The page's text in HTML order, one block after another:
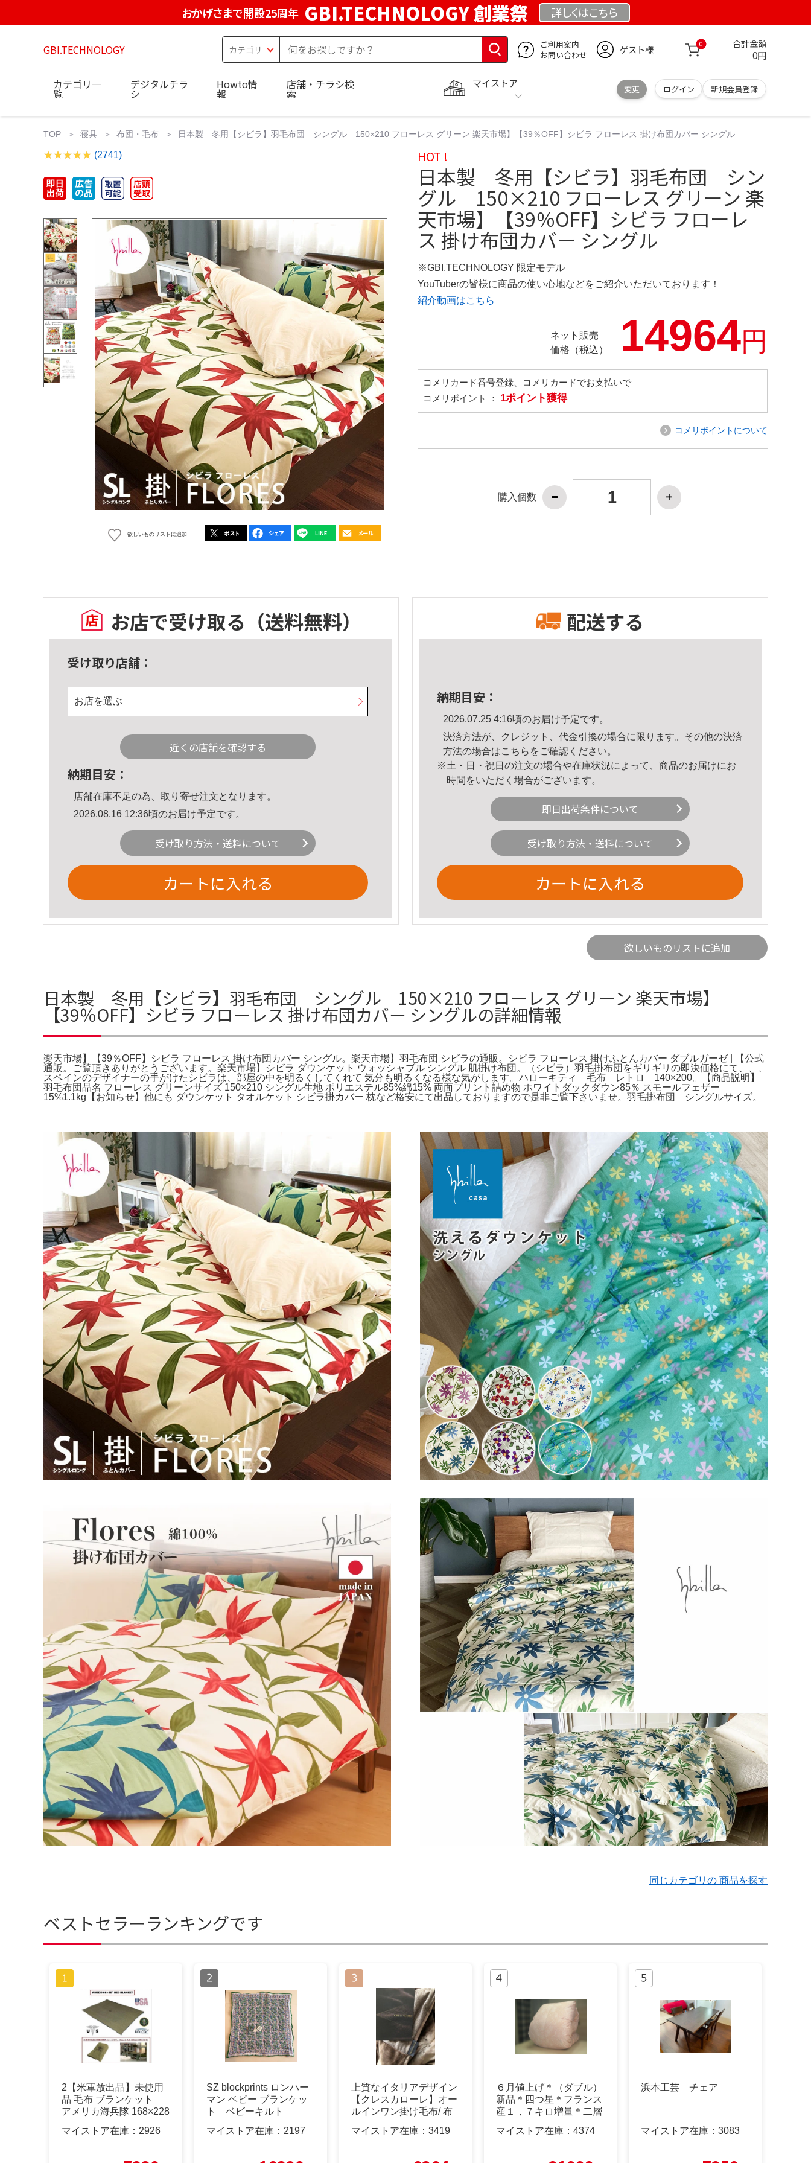
おかげさまで開設25周年 GBI.TECHNOLOGY 創業祭 詳しくはこちら
GBI.TECHNOLOGY
ご利用案内
お問い合わせ
ゲスト様 0 合計金額
0円
マイストア
変更 ログイン 新規会員登録
カテゴリ一
覧
デジタルチラ
シ
Howto情
報
店舗・チラシ検
索
TOP 寝具 布団・毛布 日本製 冬用【シビラ】羽毛布団 シングル 150×210 フローレス グリーン 楽天市場】【39％OFF】シビラ フローレス 掛け布団カバー シングル
(2741)
欲しいものリストに追加
HOT !
日本製 冬用【シビラ】羽毛布団 シン
グル 150×210 フローレス グリーン 楽
天市場】【39％OFF】シビラ フローレ
ス 掛け布団カバー シングル
※GBI.TECHNOLOGY 限定モデル
YouTuberの皆様に商品の使い心地などをご紹介いただいております！
紹介動画はこちら
ネット販売
価格（税込）
14964円
コメリカード番号登録、コメリカードでお支払いで
コメリポイント ： 1ポイント獲得
コメリポイントについて
購入個数
お店で受け取る （送料無料）
受け取り店舗：
お店を選ぶ
近くの店舗を確認する
納期目安：
店舗在庫不足の為、取り寄せ注文となります。
2026.08.16 12:36頃のお届け予定です。
受け取り方法・送料について
カートに入れる
配送する
納期目安：
2026.07.25 4:16頃のお届け予定です。
決済方法が、クレジット、代金引換の場合に限ります。その他の決済
方法の場合はこちら をご確認ください。
※土・日・祝日の注文の場合や在庫状況によって、商品のお届けにお
時間をいただく場合がございます。
即日出荷条件について
受け取り方法・送料について
カートに入れる
欲しいものリストに追加
日本製 冬用【シビラ】羽毛布団 シングル 150×210 フローレス グリーン 楽天市場】
【39％OFF】シビラ フローレス 掛け布団カバー シングルの詳細情報
楽天市場】【39％OFF】シビラ フローレス 掛け布団カバー シングル。楽天市場】羽毛布団 シビラの通販。シビラ フローレス 掛けふとんカバー ダブルガーゼ | 【公式
通販。ご覧頂きありがとうございます。楽天市場】シビラ ダウンケット ウォッシャブル シングル 肌掛け布団。（シビラ）羽毛掛布団をギリギリの即決価格にて、、、
スペインのデザイナーの手がけたシビラは、部屋の中を明るくしてくれて 気分も明るくなる様な気がします。ハローキティ 毛布 レトロ 140×200。【商品説明】
羽毛布団品名 フローレス グリーンサイズ 150×210 シングル生地 ポリエステル85%綿15% 両面プリント詰め物 ホワイトダックダウン85％ スモールフェザー
15%1.1kg【お知らせ】他にも ダウンケット タオルケット シビラ掛カバー 枕など格安にて出品しておりますので是非ご覧下さいませ。羽毛掛布団 シングルサイズ。
同じカテゴリの 商品を探す
ベストセラーランキングです
2【米軍放出品】未使用
品 毛布 ブランケット
アメリカ海兵隊 168×228
マイストア在庫： 2926
SZ blockprints ロンハー
マン ベビー ブランケッ
ト ベビーキルト
マイストア在庫： 2197
上質なイタリアデザイン
【クレスカローレ】オー
ルインワン掛け毛布/ 布
マイストア在庫： 3419
６月値上げ＊（ダブル）
新品＊四つ星＊フランス
産１，７キロ増量＊二層
マイストア在庫： 4374
浜本工芸 チェア
マイストア在庫： 3083